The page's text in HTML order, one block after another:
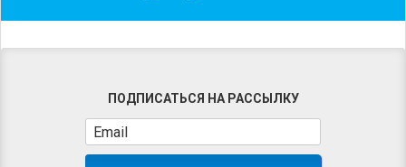
ПОДПИСАТЬСЯ НА РАССЫЛКУ